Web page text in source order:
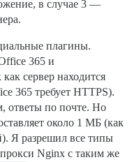
в случае 3 —
плагины.
365 и
сервер находится
365 требует HTTPS).
ответы по почте. Но
около 1 МБ (как
Я разрешил все типы
Nginx с таким же